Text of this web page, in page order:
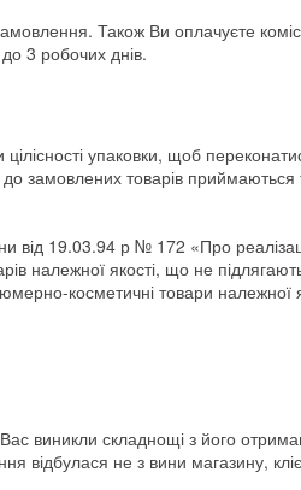
Також Ви оплачуєте
3 робочих днів.
упаковки, щоб
до замовлених товарів
від 19.03.94 р № 172 «Про
належної якості, що не
косметичні товари
виникли складнощі з його
відбулася не з вини магазину,